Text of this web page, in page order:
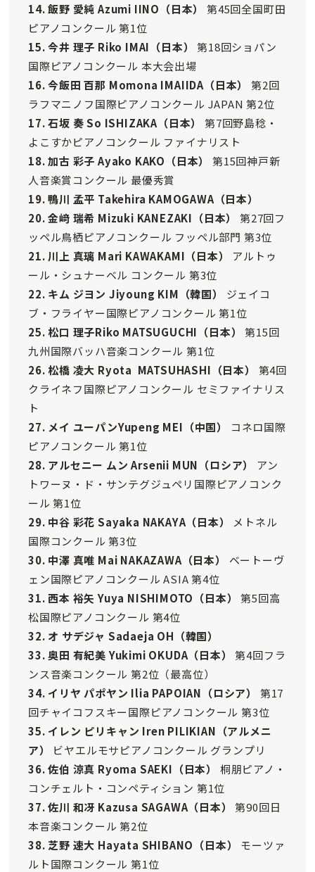
14. 飯野 愛純 Azumi IINO （日本）
第45回全国町田
ピアノコンクール 第1位
15. 今井 理子 Riko IMAI （日本）
第18回ショパン
国際ピアノコンクール 本大会出場
16. 今飯田 百那 Momona IMAIIDA （日本）
第2回
ラフマニノフ国際ピアノコンクール JAPAN 第2位
17. 石坂 奏 So ISHIZAKA （日本）
第7回野島稔・
よこすかピアノコンクール ファイナリスト
18. 加古 彩子 Ayako KAKO （日本）
第15回神戸新
人音楽賞コンクール 最優秀賞
19. 鴨川 孟平 Takehira KAMOGAWA （日本）
20. 金﨑 瑞希 Mizuki KANEZAKI （日本）
第27回フ
ッペル鳥栖ピアノコンクール フッペル部門 第3位
21. 川上 真璃 Mari KAWAKAMI （日本）
アルトゥ
ール・シュナーベル コンクール 第3位
22. キム ジヨン Jiyoung KIM （韓国）
ジェイコ
ブ・フライヤー国際ピアノコンクール 第1位
25. 松口 理子Riko MATSUGUCHI （日本）
第15回
九州国際バッハ音楽コンクール 第1位
26. 松橋 凌大 Ryota MATSUHASHI （日本）
第4回
クライネフ国際ピアノコンクール セミファイナリス
ト
27. メイ ユーパンYupeng MEI （中国）
コネロ国際
ピアノコンクール 第1位
28. アルセニー ムン Arsenii MUN（ロシア）
アン
トワーヌ・ド・サンテグジュペリ国際ピアノコンク
ール 第1位
29. 中谷 彩花 Sayaka NAKAYA （日本）
メトネル
国際コンクール 第3位
30. 中澤 真唯 Mai NAKAZAWA （日本）
ベートーヴ
ェン国際ピアノコンクール ASIA 第4位
31. 西本 裕矢 Yuya NISHIMOTO （日本）
第5回高
松国際ピアノコンクール 第4位
32. オ サデジャ Sadaeja OH （韓国）
33. 奥田 有紀美 Yukimi OKUDA （日本）
第4回フラ
ンス音楽コンクール 第2位（最高位）
34. イリヤ パポヤン Ilia PAPOIAN（ロシア）
第17
回チャイコフスキー国際ピアノコンクール 第3位
35. イレン ピリキャン Iren PILIKIAN（アルメニ
ア）
ビヤエルモサピアノコンクール グランプリ
36. 佐伯 涼真 Ryoma SAEKI （日本）
桐朋ピアノ・
コンチェルト・コンペティション 第1位
37. 佐川 和冴 Kazusa SAGAWA （日本）
第90回日
本音楽コンクール 第2位
38. 芝野 速大 Hayata SHIBANO （日本）
モーツァ
ルト国際コンクール 第1位